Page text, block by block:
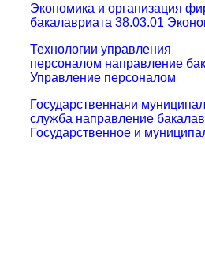
Экономика и организация
бакалавриата 38.03.01
Технологии управления
персоналом направление
Управление персоналом
Государственнаяи
служба направление
Государственное и